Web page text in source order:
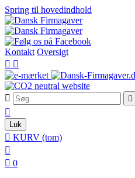
Spring til hovedindhold
Kontakt Oversigt
 
 

Luk
 KURV (tom)

 0